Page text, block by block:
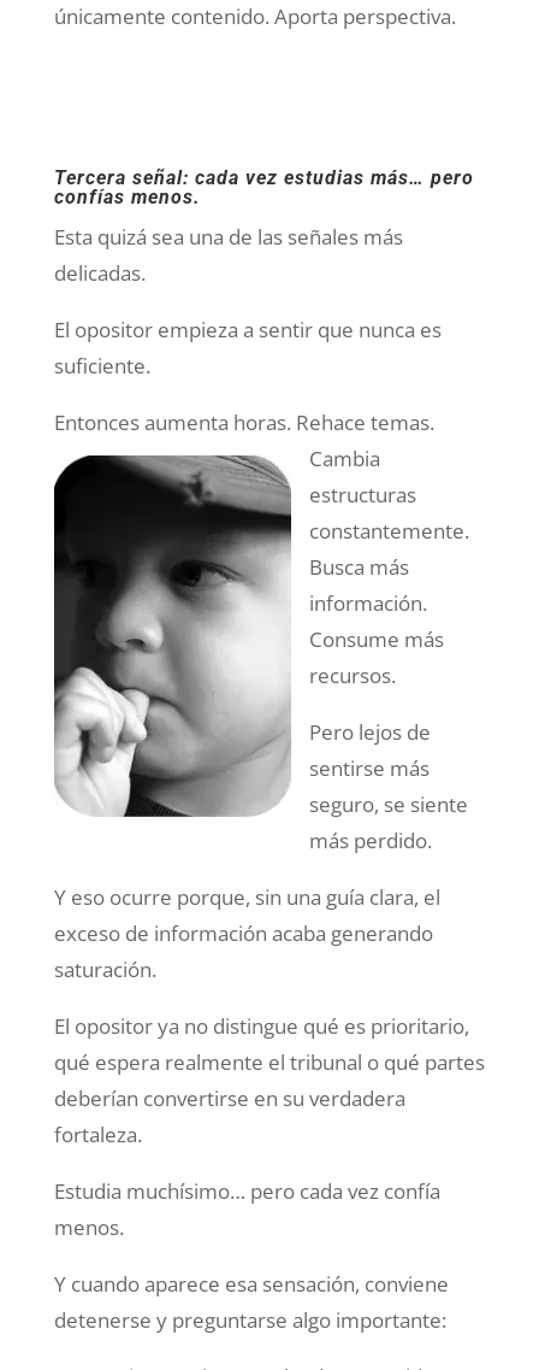
únicamente contenido. Aporta perspectiva.
Tercera señal: cada vez estudias más… pero
confías menos.
Esta quizá sea una de las señales más
delicadas.
El opositor empieza a sentir que nunca es
suficiente.
Entonces aumenta horas. Rehace temas.
Cambia
estructuras
constantemente.
Busca más
información.
Consume más
recursos.
Pero lejos de
sentirse más
seguro, se siente
más perdido.
Y eso ocurre porque, sin una guía clara, el
exceso de información acaba generando
saturación.
El opositor ya no distingue qué es prioritario,
qué espera realmente el tribunal o qué partes
deberían convertirse en su verdadera
fortaleza.
Estudia muchísimo… pero cada vez confía
menos.
Y cuando aparece esa sensación, conviene
detenerse y preguntarse algo importante: